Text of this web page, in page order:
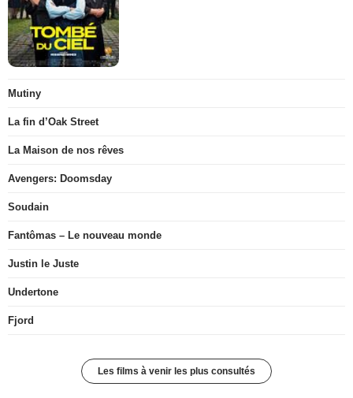
Mutiny
La fin d’Oak Street
La Maison de nos rêves
Avengers: Doomsday
Soudain
Fantômas – Le nouveau monde
Justin le Juste
Undertone
Fjord
Les films à venir les plus consultés